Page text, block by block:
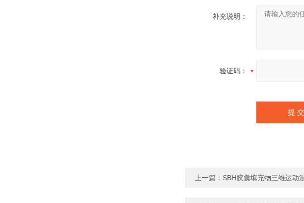
补充说明：
验证码：
上一篇： SBH胶囊填充物三维运动